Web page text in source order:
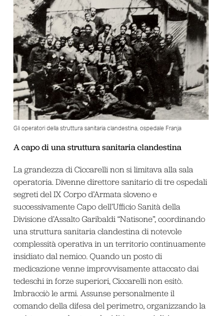
Gli operatori della struttura sanitaria clandestina, ospedale Franja
A capo di una struttura sanitaria clandestina
La grandezza di Ciccarelli non si limitava alla sala
operatoria. Divenne direttore sanitario di tre ospedali
segreti del IX Corpo d’Armata sloveno e
successivamente Capo dell’Ufficio Sanità della
Divisione d’Assalto Garibaldi “Natisone”, coordinando
una struttura sanitaria clandestina di notevole
complessità operativa in un territorio continuamente
insidiato dal nemico. Quando un posto di
medicazione venne improvvisamente attaccato dai
tedeschi in forze superiori, Ciccarelli non esitò.
Imbracciò le armi. Assunse personalmente il
comando della difesa del perimetro, organizzando la